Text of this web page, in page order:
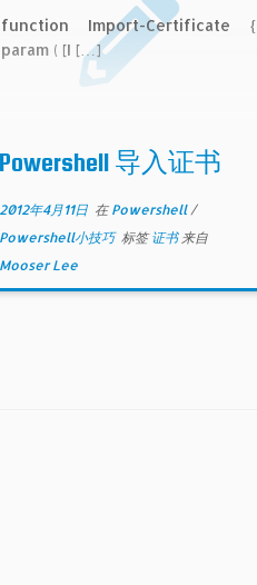
function Import-Certificate {
param ( [I […]
Powershell 导入证书
2012年4月11日在 Powershell/
Powershell小技巧 标签证书 来自
Mooser Lee